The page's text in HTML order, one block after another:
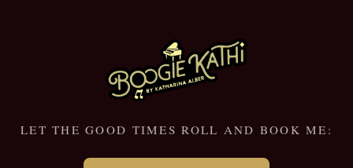
LET THE GOOD TIMES ROLL AND BOOK ME: